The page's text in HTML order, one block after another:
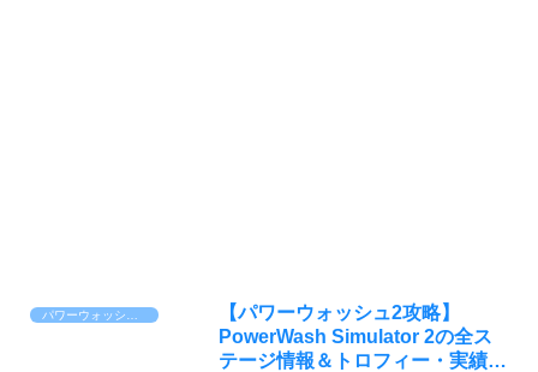
【パワーウォッシュ2攻略】
PowerWash Simulator 2の全ス
テージ情報＆トロフィー・実績取